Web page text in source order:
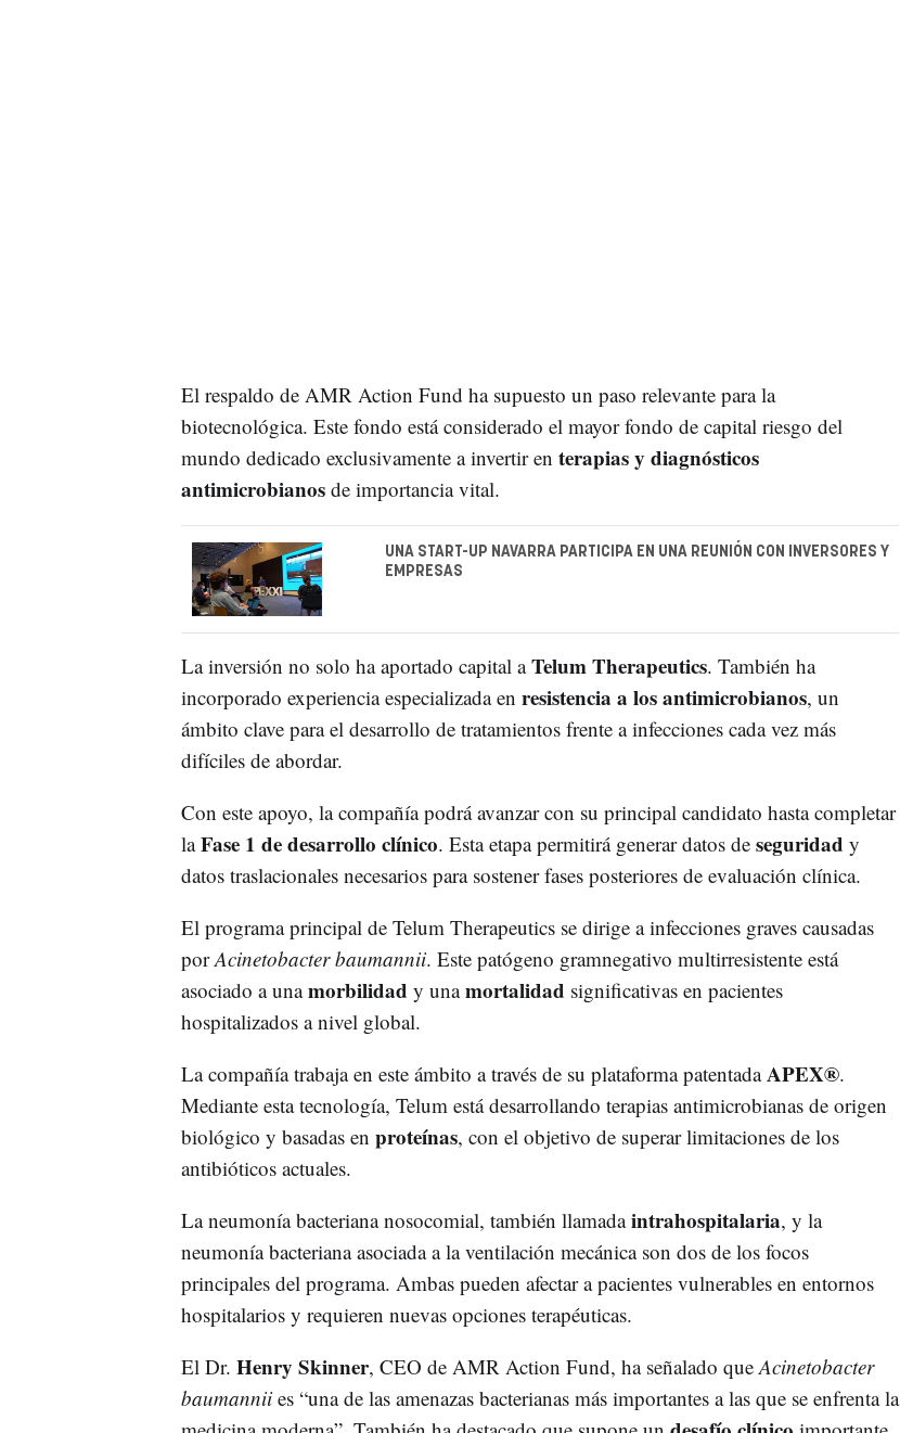
El respaldo de AMR Action Fund ha supuesto un paso relevante para la
biotecnológica. Este fondo está considerado el mayor fondo de capital riesgo del
mundo dedicado exclusivamente a invertir en terapias y diagnósticos
antimicrobianosde importancia vital.
UNA START-UP NAVARRA PARTICIPA EN UNA REUNIÓN CON INVERSORES Y
EMPRESAS
La inversión no solo ha aportado capital aTelum Therapeutics. También ha
incorporado experiencia especializada en resistencia a los antimicrobianos, un
ámbito clave para el desarrollo de tratamientos frente a infecciones cada vez más
difíciles de abordar.
Con este apoyo, la compañía podrá avanzar con su principal candidato hasta completar
laFase 1 de desarrollo clínico. Esta etapa permitirá generar datos de seguridad y
datos traslacionales necesarios para sostener fases posteriores de evaluación clínica.
El programa principal de Telum Therapeutics se dirige a infecciones graves causadas
porAcinetobacter baumannii. Este patógeno gramnegativo multirresistente está
asociado a unamorbilidad y unamortalidad significativas en pacientes
hospitalizados a nivel global.
La compañía trabaja en este ámbito a través de su plataforma patentadaAPEX®.
Mediante esta tecnología, Telum está desarrollando terapias antimicrobianas de origen
biológico y basadas en proteínas, con el objetivo de superar limitaciones de los
antibióticos actuales.
La neumonía bacteriana nosocomial, también llamadaintrahospitalaria, y la
neumonía bacteriana asociada a la ventilación mecánica son dos de los focos
principales del programa. Ambas pueden afectar a pacientes vulnerables en entornos
hospitalarios y requieren nuevas opciones terapéuticas.
El Dr. Henry Skinner, CEO de AMR Action Fund, ha señalado que Acinetobacter
baumanniies “una de las amenazas bacterianas más importantes a las que se enfrenta la